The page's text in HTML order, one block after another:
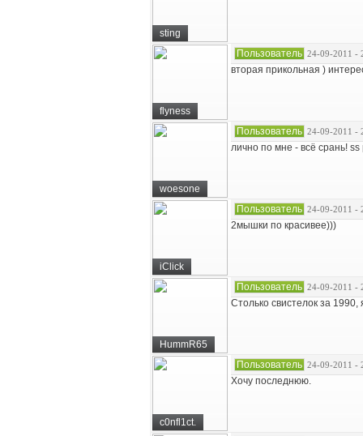
sting
flyness
Пользователь 24-09-2011 -
вторая прикольная )
woesone
Пользователь 24-09-2011 -
лично по мне - всё срань! ss
iClick
Пользователь 24-09-2011 -
2мышки по красивее)))
HummR65
Пользователь 24-09-2011 -
Столько свистелок за 1990,
c0nfl1ct.
Пользователь 24-09-2011 -
Хочу последнюю.